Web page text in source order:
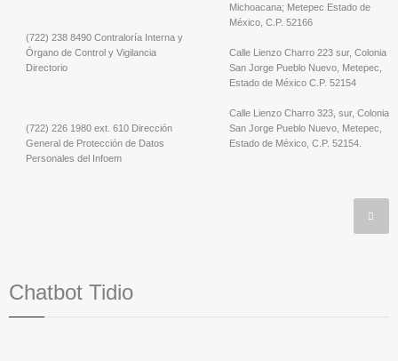
(722) 238 8490 Contraloría Interna y
Órgano de Control y Vigilancia
Directorio
(722) 226 1980 ext. 610 Dirección
General de Protección de Datos
Personales del Infoem
Michoacana; Metepec Estado de
México, C.P. 52166
Calle Lienzo Charro 223 sur, Colonia
San Jorge Pueblo Nuevo, Metepec,
Estado de México C.P. 52154
Calle Lienzo Charro 323, sur, Colonia
San Jorge Pueblo Nuevo, Metepec,
Estado de México, C.P. 52154.
Chatbot Tidio